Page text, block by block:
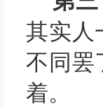
其实人
不同罢
着。